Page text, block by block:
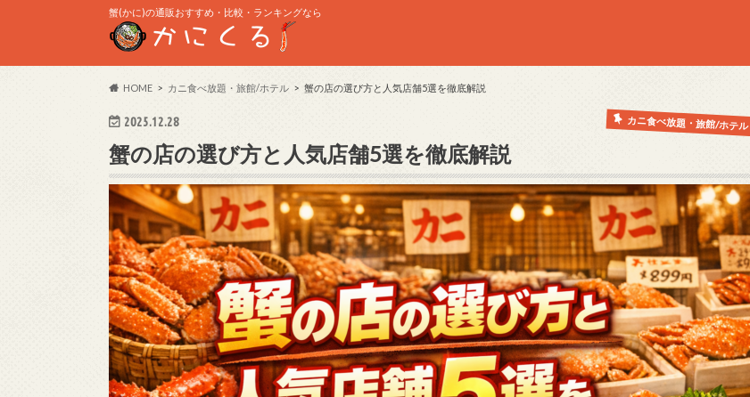
蟹(かに)の通販おすすめ・比較・ランキングなら
HOME カニ食べ放題・旅館/ホテル 蟹の店の選び方と人気店舗5選を徹底解説
2025.12.28 カニ食べ放題・旅館/ホテル
蟹の店の選び方と人気店舗5選を徹底解説